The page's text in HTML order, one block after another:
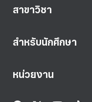
สาขาวิชา
สำหรับนักศึกษา
หน่วยงาน